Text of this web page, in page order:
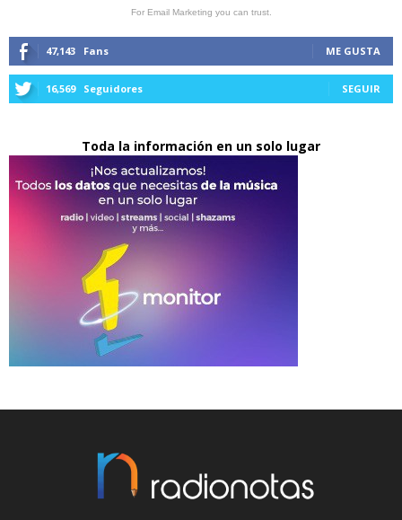
For Email Marketing you can trust.
47,143 Fans ME GUSTA
16,569 Seguidores SEGUIR
Toda la información en un solo lugar